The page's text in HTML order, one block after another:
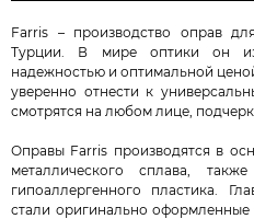
Farris – производство оправ
Турции. В мире оптики он
надежностью и оптимальной
уверенно отнести к
смотрятся на любом лице,
Оправы Farris производятся в
металлического сплава,
гипоаллергенного пластика.
стали оригинально